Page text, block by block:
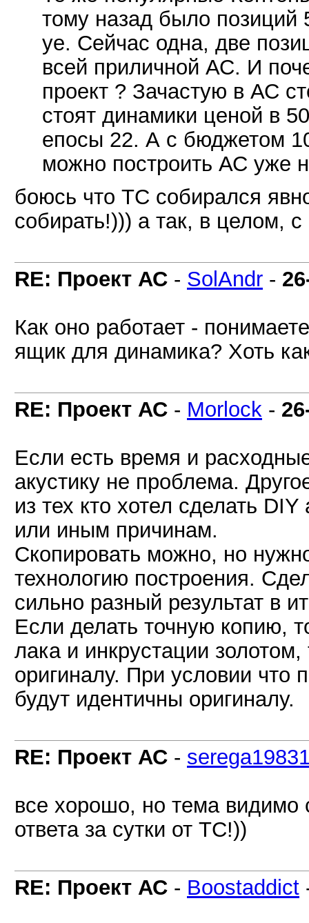
тому назад было позиций
уе. Сейчас одна, две
всей приличной АС. И
проект ? Зачастую в АС
стоят динамики ценой в
епосы 22. А с бюджетом
можно построить АС уже
боюсь что ТС собирался
собирать!))) а так, в целом, с
RE: Проект АС - SolAndr -
Как оно работает -
ящик для динамика? Хоть
RE: Проект АС - Morlock -
Если есть время и
акустику не проблема.
из тех кто хотел сделать
или иным причинам.
Скопировать можно, но
технологию построения.
сильно разный результат в
Если делать точную копию,
лака и инкрустации
оригиналу. При условии
будут идентичны оригиналу.
RE: Проект АС -
все хорошо, но тема видимо
ответа за сутки от ТС!))
RE: Проект АС - Boostaddict